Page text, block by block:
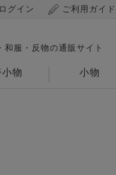
ログイン ご利用ガイド
服・反物の通販サイト
物 小物